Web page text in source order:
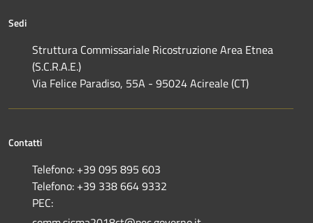
Sedi
Struttura Commissariale Ricostruzione Area Etnea
(S.C.R.A.E.)
Via Felice Paradiso, 55A - 95024 Acireale (CT)
Contatti
Telefono: +39 095 895 603
Telefono: +39 338 664 9332
PEC: